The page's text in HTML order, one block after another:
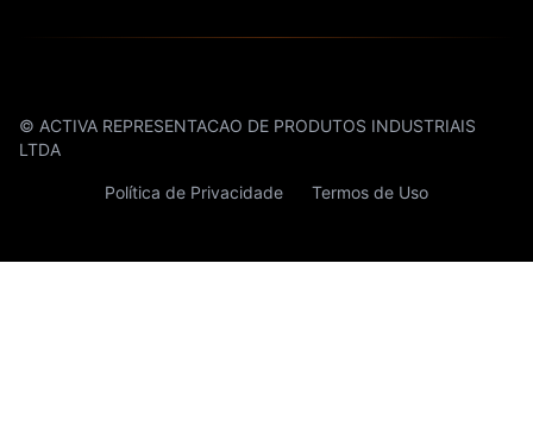
© ACTIVA REPRESENTACAO DE PRODUTOS INDUSTRIAIS
LTDA
Política de Privacidade Termos de Uso